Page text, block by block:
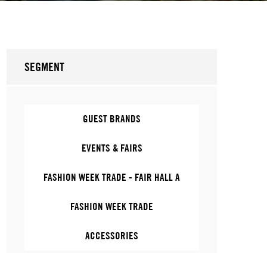
SEGMENT
GUEST BRANDS
EVENTS & FAIRS
FASHION WEEK TRADE - FAIR HALL A
FASHION WEEK TRADE
ACCESSORIES